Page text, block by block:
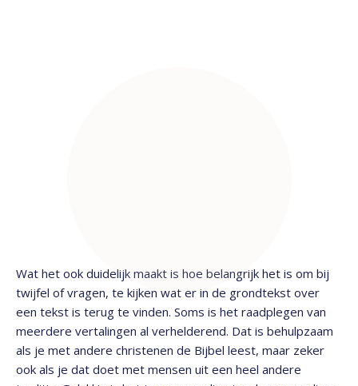
Wat het ook duidelijk maakt is hoe belangrijk het is om bij
twijfel of vragen, te kijken wat er in de grondtekst over
een tekst is terug te vinden. Soms is het raadplegen van
meerdere vertalingen al verhelderend. Dat is behulpzaam
als je met andere christenen de Bijbel leest, maar zeker
ook als je dat doet met mensen uit een heel andere